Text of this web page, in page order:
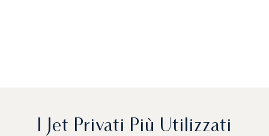
I Jet Privati Più Utilizzati